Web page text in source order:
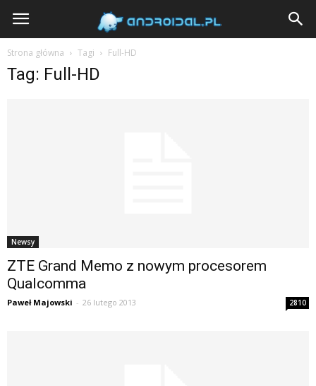
Androidal
Strona główna Tagi Full-HD
Tag: Full-HD
Newsy
ZTE Grand Memo z nowym procesorem
Qualcomma
Paweł Majowski - 26 lutego 2013 2810